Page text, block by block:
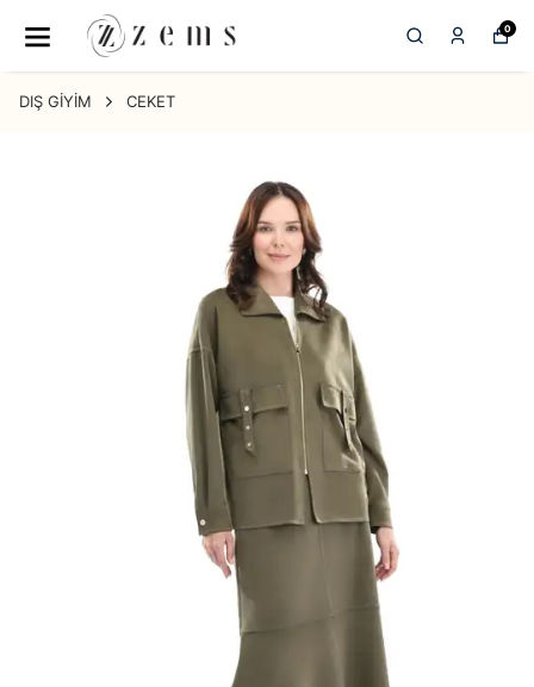
0
DIŞ GİYİM CEKET